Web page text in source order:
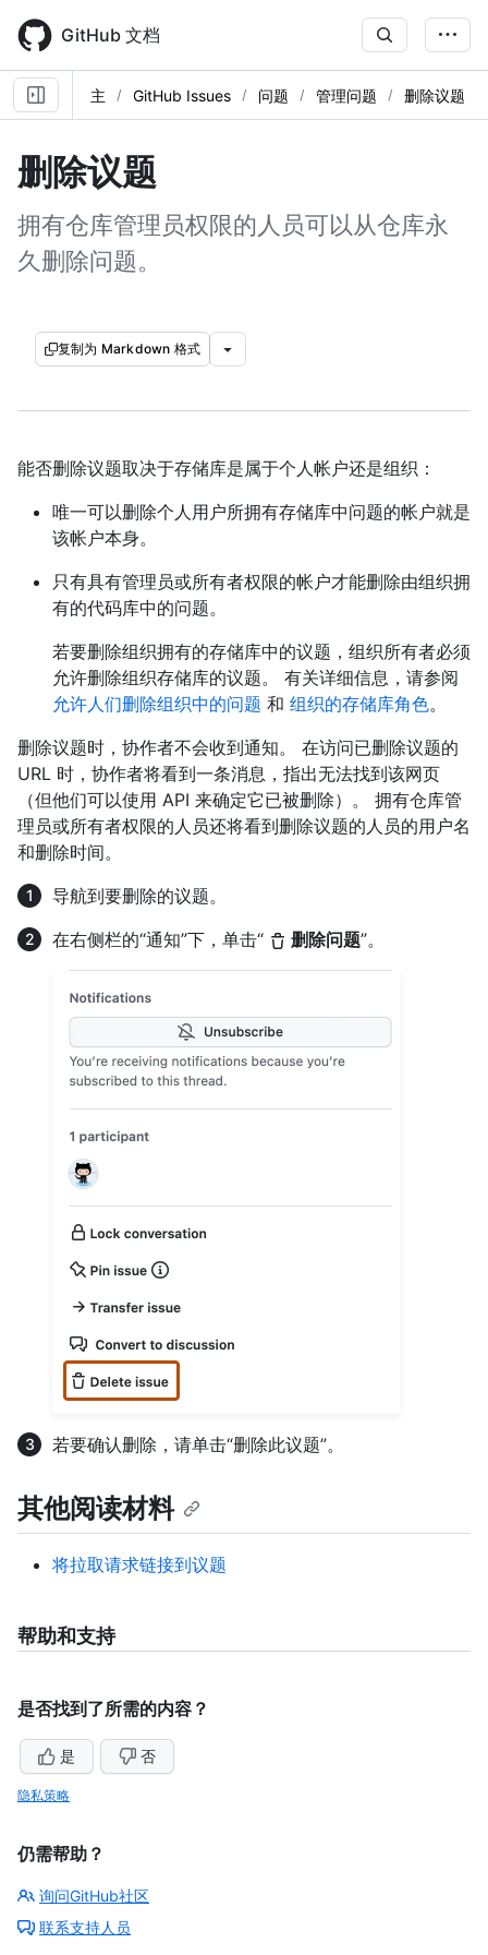
main
content
GitHub 文档
主 GitHub Issues 问题 管理问题 删除议题
删除议题
拥有仓库管理员权限的人员可以从仓库永
久删除问题。
复制为 Markdown 格式
能否删除议题取决于存储库是属于个人帐户还是组织：
唯一可以删除个人用户所拥有存储库中问题的帐户就是
该帐户本身。
只有具有管理员或所有者权限的帐户才能删除由组织拥
有的代码库中的问题。
若要删除组织拥有的存储库中的议题，组织所有者必须
允许删除组织存储库的议题。 有关详细信息，请参阅
允许人们删除组织中的问题 和 组织的存储库角色。
删除议题时，协作者不会收到通知。 在访问已删除议题的
URL 时，协作者将看到一条消息，指出无法找到该网页
（但他们可以使用 API 来确定它已被删除）。 拥有仓库管
理员或所有者权限的人员还将看到删除议题的人员的用户名
和删除时间。
导航到要删除的议题。
在右侧栏的“通知”下，单击“
删除问题”。
若要确认删除，请单击“删除此议题”。
其他阅读材料
将拉取请求链接到议题
帮助和支持
是否找到了所需的内容？
是 否
隐私策略
仍需帮助？
询问GitHub社区
联系支持人员